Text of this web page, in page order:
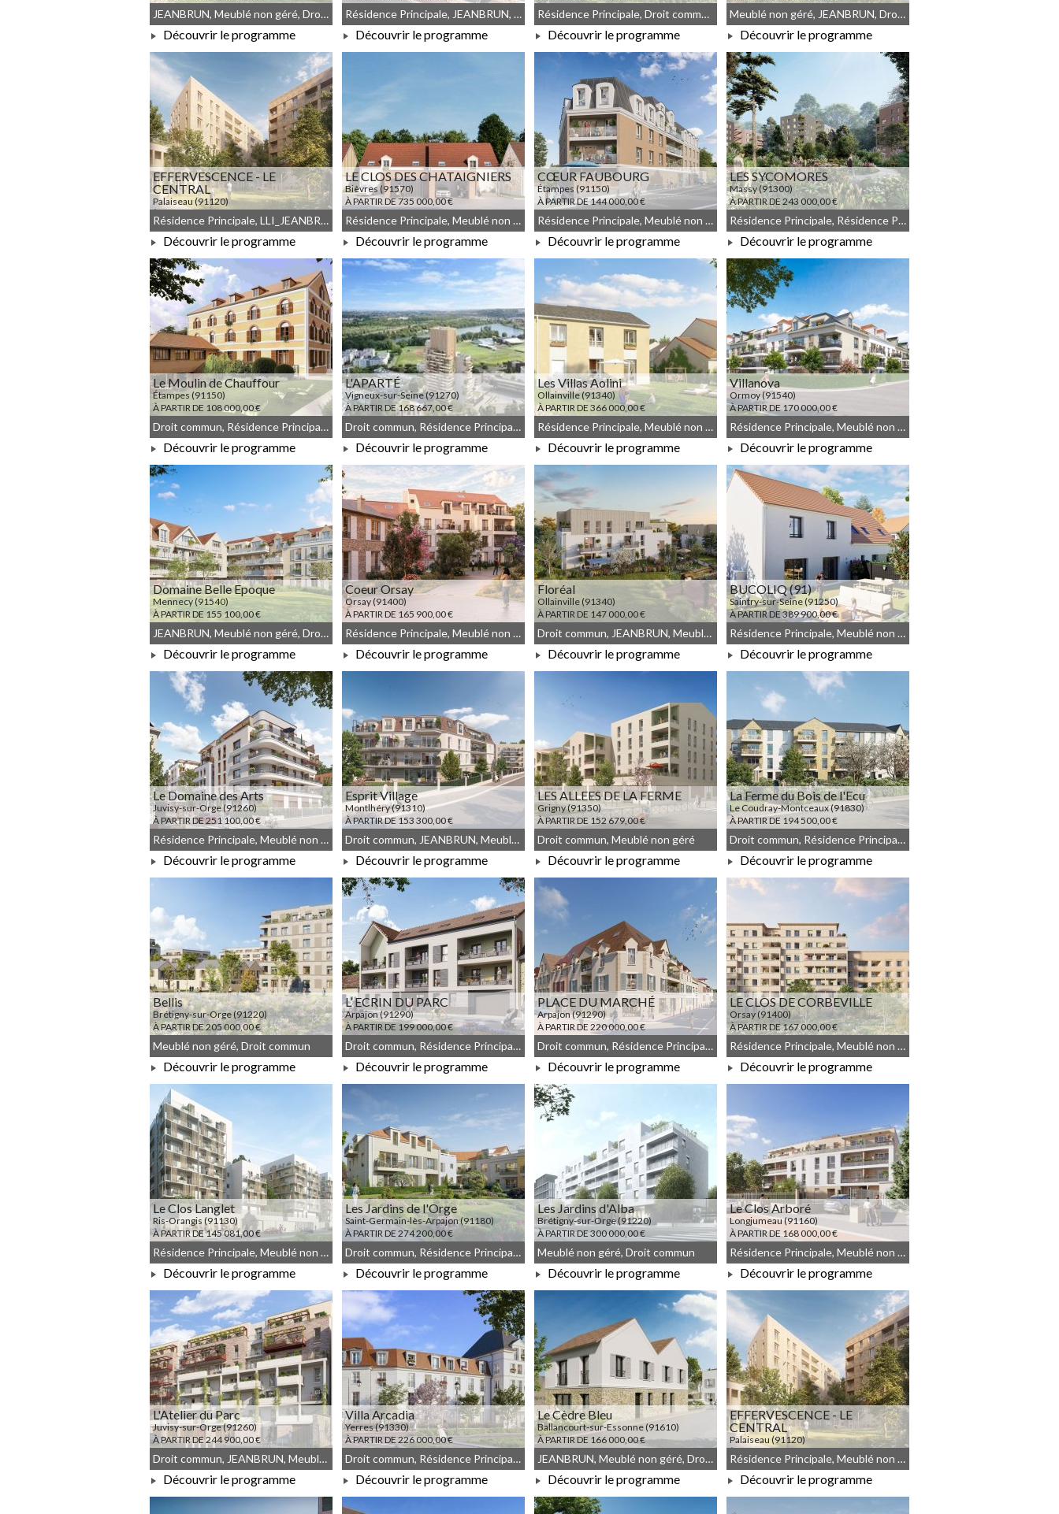
À PARTIR DE 373 000,00 €
JEANBRUN, Meublé non géré, Droit commun
Découvrir le programme
À PARTIR DE 254 000,00 €
Résidence Principale, JEANBRUN, Meublé non géré, Droit commun
Découvrir le programme
À PARTIR DE 380 000,00 €
À PARTIR DE 380 000,00 €
Résidence Principale, Droit commun, JEANBRUN, Meublé non géré
Découvrir le programme
À PARTIR DE 143 000,00 €
Meublé non géré, JEANBRUN, Droit commun
Découvrir le programme
EFFERVESCENCE - LE
CENTRAL
Palaiseau (91120)
À PARTIR DE 199 833,00 €
À PARTIR DE 199 833,00 €
Résidence Principale, LLI_JEANBRUN, LLI, JEANBRUN, Meublé non géré, Droit commun
Découvrir le programme
LE CLOS DES CHATAIGNIERS
Bièvres (91570)
À PARTIR DE 735 000,00 €
À PARTIR DE 735 000,00 €
Résidence Principale, Meublé non géré, Droit commun
Découvrir le programme
CŒUR FAUBOURG
Étampes (91150)
À PARTIR DE 144 000,00 €
À PARTIR DE 144 000,00 €
Résidence Principale, Meublé non géré, Droit commun
Découvrir le programme
LES SYCOMORES
Massy (91300)
À PARTIR DE 243 000,00 €
À PARTIR DE 243 000,00 €
Résidence Principale, Résidence Principale, Meublé non géré, Droit commun
Découvrir le programme
Le Moulin de Chauffour
Étampes (91150)
À PARTIR DE 108 000,00 €
À PARTIR DE 108 000,00 €
Droit commun, Résidence Principale, Denormandie, Meublé non géré
Découvrir le programme
L'APARTÉ
Vigneux-sur-Seine (91270)
À PARTIR DE 168 667,00 €
À PARTIR DE 168 667,00 €
Droit commun, Résidence Principale, Meublé non géré, JEANBRUN, LLI, LLI_JEANBRUN
Découvrir le programme
Les Villas Aolini
Ollainville (91340)
À PARTIR DE 366 000,00 €
À PARTIR DE 366 000,00 €
Résidence Principale, Meublé non géré, Droit commun
Découvrir le programme
Villanova
Ormoy (91540)
À PARTIR DE 170 000,00 €
À PARTIR DE 170 000,00 €
Résidence Principale, Meublé non géré, Droit commun
Découvrir le programme
Domaine Belle Epoque
Mennecy (91540)
À PARTIR DE 155 100,00 €
À PARTIR DE 155 100,00 €
JEANBRUN, Meublé non géré, Droit commun
Découvrir le programme
Coeur Orsay
Orsay (91400)
À PARTIR DE 165 900,00 €
À PARTIR DE 165 900,00 €
Résidence Principale, Meublé non géré, Droit commun, Démembrement
Découvrir le programme
Floréal
Ollainville (91340)
À PARTIR DE 147 000,00 €
À PARTIR DE 147 000,00 €
Droit commun, JEANBRUN, Meublé non géré
Découvrir le programme
BUCOLIQ (91)
Saintry-sur-Seine (91250)
À PARTIR DE 389 900,00 €
À PARTIR DE 389 900,00 €
Résidence Principale, Meublé non géré, Droit commun
Découvrir le programme
Le Domaine des Arts
Juvisy-sur-Orge (91260)
À PARTIR DE 251 100,00 €
À PARTIR DE 251 100,00 €
Résidence Principale, Meublé non géré, Droit commun
Découvrir le programme
Esprit Village
Montlhéry (91310)
À PARTIR DE 153 300,00 €
À PARTIR DE 153 300,00 €
Droit commun, JEANBRUN, Meublé non géré
Découvrir le programme
LES ALLEES DE LA FERME
Grigny (91350)
À PARTIR DE 152 679,00 €
À PARTIR DE 152 679,00 €
Droit commun, Meublé non géré
Découvrir le programme
La Ferme du Bois de l'Ecu
Le Coudray-Montceaux (91830)
À PARTIR DE 194 500,00 €
À PARTIR DE 194 500,00 €
Droit commun, Résidence Principale, JEANBRUN, Meublé non géré
Découvrir le programme
Bellis
Brétigny-sur-Orge (91220)
À PARTIR DE 205 000,00 €
À PARTIR DE 205 000,00 €
Meublé non géré, Droit commun
Découvrir le programme
L’ ECRIN DU PARC
Arpajon (91290)
À PARTIR DE 199 000,00 €
À PARTIR DE 199 000,00 €
Droit commun, Résidence Principale, Meublé non géré, JEANBRUN
Découvrir le programme
PLACE DU MARCHÉ
Arpajon (91290)
À PARTIR DE 220 000,00 €
À PARTIR DE 220 000,00 €
Droit commun, Résidence Principale, JEANBRUN, Meublé non géré
Découvrir le programme
LE CLOS DE CORBEVILLE
Orsay (91400)
À PARTIR DE 167 000,00 €
À PARTIR DE 167 000,00 €
Résidence Principale, Meublé non géré, Droit commun
Découvrir le programme
Le Clos Langlet
Ris-Orangis (91130)
À PARTIR DE 145 081,00 €
À PARTIR DE 145 081,00 €
Résidence Principale, Meublé non géré, Droit commun
Découvrir le programme
Les Jardins de l'Orge
Saint-Germain-lès-Arpajon (91180)
À PARTIR DE 274 200,00 €
À PARTIR DE 274 200,00 €
Droit commun, Résidence Principale, Meublé non géré
Découvrir le programme
Les Jardins d'Alba
Brétigny-sur-Orge (91220)
À PARTIR DE 300 000,00 €
À PARTIR DE 300 000,00 €
Meublé non géré, Droit commun
Découvrir le programme
Le Clos Arboré
Longjumeau (91160)
À PARTIR DE 168 000,00 €
À PARTIR DE 168 000,00 €
Résidence Principale, Meublé non géré, Droit commun
Découvrir le programme
L'Atelier du Parc
Juvisy-sur-Orge (91260)
À PARTIR DE 244 900,00 €
Droit commun, JEANBRUN, Meublé non géré
Découvrir le programme
Villa Arcadia
Yerres (91330)
À PARTIR DE 226 000,00 €
Droit commun, Résidence Principale, Meublé non géré
Découvrir le programme
Le Cèdre Bleu
Ballancourt-sur-Essonne (91610)
À PARTIR DE 166 000,00 €
JEANBRUN, Meublé non géré, Droit commun
Découvrir le programme
EFFERVESCENCE - LE
CENTRAL
Palaiseau (91120)
À PARTIR DE 218 000,00 €
Résidence Principale, Meublé non géré, Droit commun
Découvrir le programme